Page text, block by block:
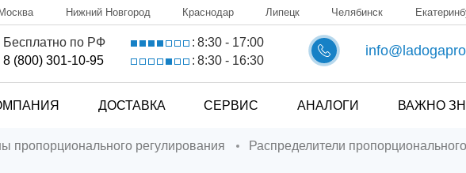
Москва Нижний Новгород Краснодар Липецк Челябинск
Бесплатно по РФ
8 (800) 301-10-95
: 8:30 - 17:00
: 8:30 - 16:30
ДОСТАВКА СЕРВИС АНАЛОГИ ВАЖНО
пропорционального регулирования Распределители